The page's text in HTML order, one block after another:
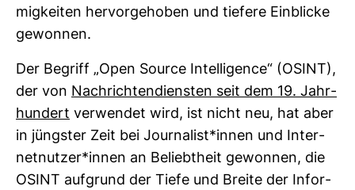
mig­keiten her­vor­ge­hoben und tie­fere Ein­blicke
gewonnen.
Der Begriff „Open Source Intel­li­gence“ (OSINT),
der von Nach­rich­ten­diensten seit dem 19. Jahr­
hun­dert ver­wendet wird, ist nicht neu, hat aber
in jüngster Zeit bei Jour­na­list*innen und Inter­
net­nutzer*innen an Beliebt­heit gewonnen, die
OSINT auf­grund der Tiefe und Breite der Infor­